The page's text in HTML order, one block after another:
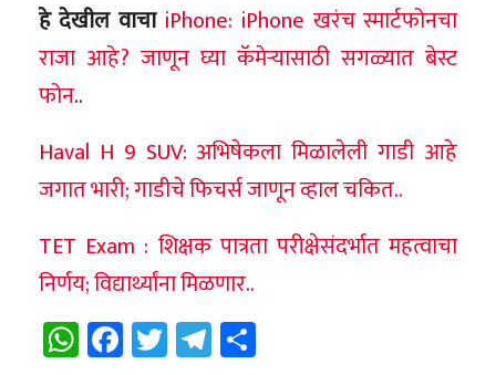
हे देखील वाचा iPhone: iPhone खरंच स्मार्टफोनचा
राजा आहे? जाणून घ्या कॅमेऱ्यासाठी सगळ्यात बेस्ट
फोन..
Haval H 9 SUV: अभिषेकला मिळालेली गाडी आहे
जगात भारी; गाडीचे फिचर्स जाणून व्हाल चकित..
TET Exam : शिक्षक पात्रता परीक्षेसंदर्भात महत्वाचा
निर्णय; विद्यार्थ्यांना मिळणार..
WhatsApp
Facebook
TwitterTelegram